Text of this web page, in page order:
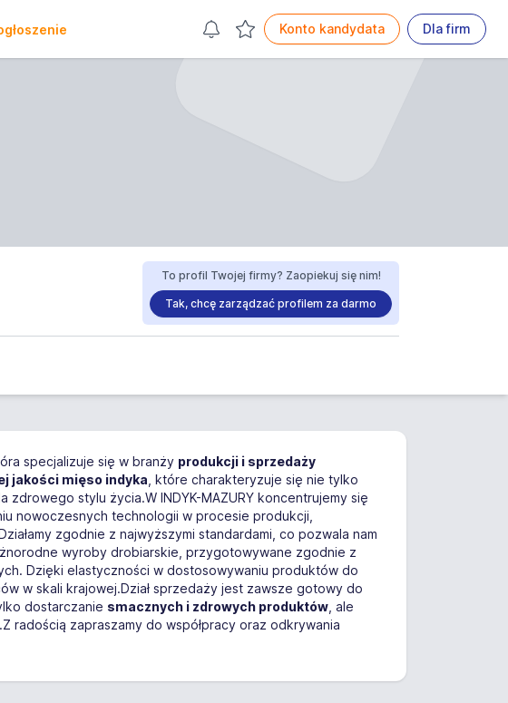
Konto kandydata Dla firm
To profil Twojej firmy? Zaopiekuj się nim!
Tak, chcę zarządzać profilem za darmo
specjalizuje się w branży produkcji i sprzedaży
jakości mięso indyka , które charakteryzuje się nie tylko
stylu życia.W INDYK-MAZURY koncentrujemy się
nowoczesnych technologii w procesie produkcji,
zgodnie z najwyższymi standardami, co pozwala nam
wyroby drobiarskie, przygotowywane zgodnie z
Dzięki elastyczności w dostosowywaniu produktów do
w skali krajowej.Dział sprzedaży jest zawsze gotowy do
dostarczanie smacznych i zdrowych produktów , ale
radością zapraszamy do współpracy oraz odkrywania